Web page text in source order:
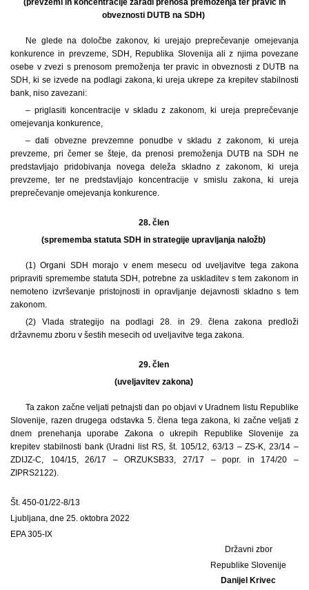
(prevzemi in koncentracije zaradi prenosa premoženja ter pravic in
obveznosti DUTB na SDH)
Ne glede na določbe zakonov, ki urejajo preprečevanje omejevanja
konkurence in prevzeme, SDH, Republika Slovenija ali z njima povezane
osebe v zvezi s prenosom premoženja ter pravic in obveznosti z DUTB na
SDH, ki se izvede na podlagi zakona, ki ureja ukrepe za krepitev stabilnosti
bank, niso zavezani:
– priglasiti koncentracije v skladu z zakonom, ki ureja preprečevanje
omejevanja konkurence,
– dati obvezne prevzemne ponudbe v skladu z zakonom, ki ureja
prevzeme, pri čemer se šteje, da prenosi premoženja DUTB na SDH ne
predstavljajo pridobivanja novega deleža skladno z zakonom, ki ureja
prevzeme, ter ne predstavljajo koncentracije v smislu zakona, ki ureja
preprečevanje omejevanja konkurence.
28. člen
(sprememba statuta SDH in strategije upravljanja naložb)
(1) Organi SDH morajo v enem mesecu od uveljavitve tega zakona
pripraviti spremembe statuta SDH, potrebne za uskladitev s tem zakonom in
nemoteno izvrševanje pristojnosti in opravljanje dejavnosti skladno s tem
zakonom.
(2) Vlada strategijo na podlagi 28. in 29. člena zakona predloži
državnemu zboru v šestih mesecih od uveljavitve tega zakona.
29. člen
(uveljavitev zakona)
Ta zakon začne veljati petnajsti dan po objavi v Uradnem listu Republike
Slovenije, razen drugega odstavka 5. člena tega zakona, ki začne veljati z
dnem prenehanja uporabe Zakona o ukrepih Republike Slovenije za
krepitev stabilnosti bank (Uradni list RS, št. 105/12, 63/13 – ZS-K, 23/14 –
ZDIJZ-C, 104/15, 26/17 – ORZUKSB33, 27/17 – popr. in 174/20 –
ZIPRS2122).
Št. 450-01/22-8/13
Ljubljana, dne 25. oktobra 2022
EPA 305-IX
Državni zbor
Republike Slovenije
Danijel Krivec